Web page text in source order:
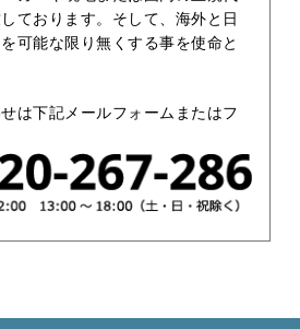
ております。そして、海外と日
可能な限り無くする事を使命と
は下記メールフォームまたはフ